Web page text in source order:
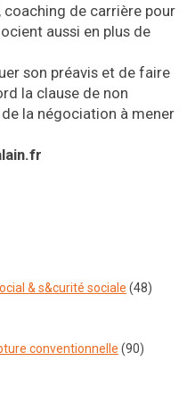
de carrière pour
aussi en plus de
son préavis et de faire
la clause de non
la négociation à mener
& s&curité sociale (48)
conventionnelle (90)